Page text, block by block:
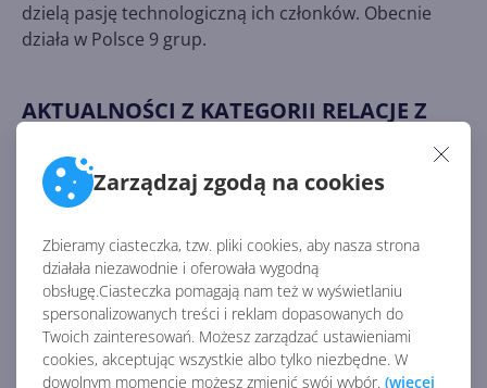
Zarządzaj zgodą na cookies
Zbieramy ciasteczka, tzw. pliki cookies, aby nasza strona
działała niezawodnie i oferowała wygodną
obsługę.Ciasteczka pomagają nam też w wyświetlaniu
spersonalizowanych treści i reklam dopasowanych do
Twoich zainteresowań. Możesz zarządzać ustawieniami
cookies, akceptując wszystkie albo tylko niezbędne. W
dowolnym momencie możesz zmienić swój wybór. (więcej
dzielą pasję technologiczną ich członków. Obecnie
działa w Polsce 9 grup.
AKTUALNOŚCI Z KATEGORII RELACJE Z
wydarzenie w relacji na żywo!
Na Windows Lite i CoreOS
jeszcze poczekamy? Co